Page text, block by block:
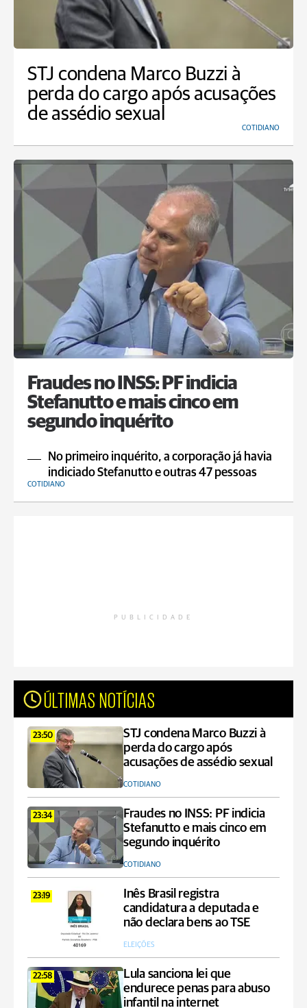
STJ condena Marco Buzzi à
perda do cargo após acusações
de assédio sexual
COTIDIANO
Fraudes no INSS: PF indicia
Stefanutto e mais cinco em
segundo inquérito
No primeiro inquérito, a corporação já havia
indiciado Stefanutto e outras 47 pessoas
COTIDIANO
PUBLICIDADE
ÚLTIMAS NOTÍCIAS
23:50
STJ condena Marco Buzzi à
perda do cargo após
acusações de assédio sexual
COTIDIANO
23:34
Fraudes no INSS: PF indicia
Stefanutto e mais cinco em
segundo inquérito
COTIDIANO
23:19
Inês Brasil registra
candidatura a deputada e
não declara bens ao TSE
ELEIÇÕES
22:58
Lula sanciona lei que
endurece penas para abuso
infantil na internet